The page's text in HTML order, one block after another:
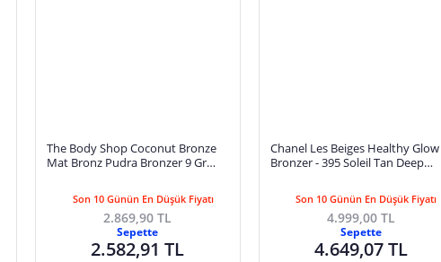
The Body Shop Coconut Bronze
Mat Bronz Pudra Bronzer 9 Gr
Son 10 Günün En Düşük Fiyatı
2.869,90 TL
Sepette
2.582,91 TL
Chanel Les Beiges Healthy Glow
Bronzer - 395 Soleil Tan Deep
Son 10 Günün En Düşük Fiyatı
4.999,00 TL
Sepette
4.649,07 TL